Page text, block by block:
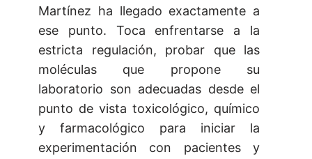
Martínez ha llegado exactamente a
ese punto. Toca enfrentarse a la
estricta regulación, probar que las
moléculas que propone su
laboratorio son adecuadas desde el
punto de vista toxicológico, químico
y farmacológico para iniciar la
experimentación con pacientes y